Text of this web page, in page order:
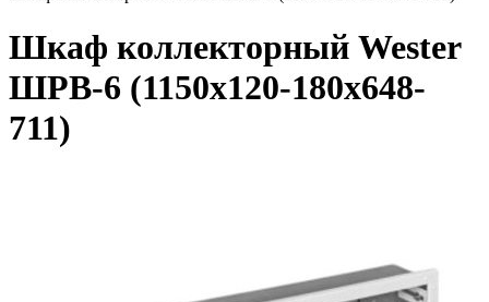
Шкаф коллекторный Wester
ШРВ-6 (1150х120-180х648-
711)